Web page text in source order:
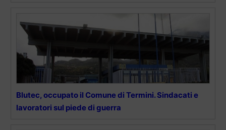
Blutec, occupato il Comune di Termini. Sindacati e
lavoratori sul piede di guerra